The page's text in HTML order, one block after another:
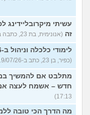
עשיתי
זה (אנונימית, בת 23, כתבה ב-19/07/26 17:35)
לימודי כלכלה וניהול ב-2026 האם יהיה לי עתיד בזה?
(כפיר, בן 23, כתב ב-19/07/26 17:24)
מתלבט אם להמשיך
חדש – אשמח לעצה
17:13)
מה הדרך הכי טובה